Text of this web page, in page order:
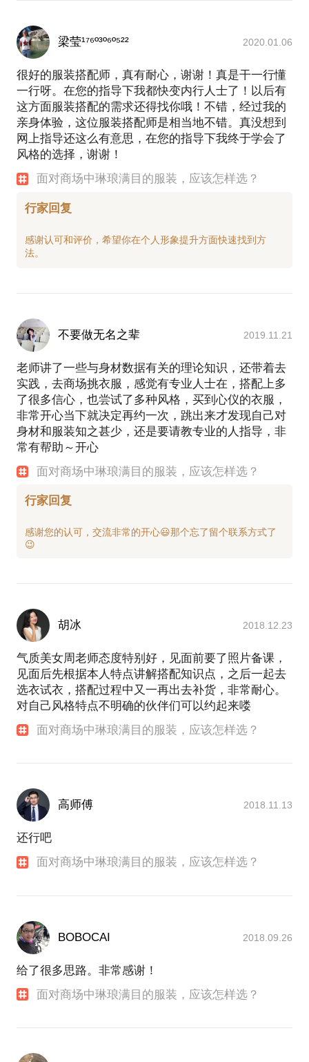
梁莹¹⁷⁶º³º⁶º⁵²² 2020.01.06
很好的服装搭配师，真有耐心，谢谢！真是干一行懂
一行呀。在您的指导下我都快变内行人士了！以后有
这方面服装搭配的需求还得找你哦！不错，经过我的
亲身体验，这位服装搭配师是相当地不错。真没想到
网上指导还这么有意思，在您的指导下我终于学会了
风格的选择，谢谢！
面对商场中琳琅满目的服装，应该怎样选？
行家回复
感谢认可和评价，希望你在个人形象提升方面快速找到方
不要做无名之辈 2019.11.21
老师讲了一些与身材数据有关的理论知识，还带着去
实践，去商场挑衣服，感觉有专业人士在，搭配上多
了很多信心，也尝试了多种风格，买到心仪的衣服，
非常开心当下就决定再约一次，跳出来才发现自己对
身材和服装知之甚少，还是要请教专业的人指导，非
常有帮助～开心
面对商场中琳琅满目的服装，应该怎样选？
行家回复
感谢您的认可，交流非常的开心😃那个忘了留个联系方式了
胡冰 2018.12.23
气质美女周老师态度特别好，见面前要了照片备课，
见面后先根据本人特点讲解搭配知识点，之后一起去
选衣试衣，搭配过程中又一再出去补货，非常耐心。
对自己风格特点不明确的伙伴们可以约起来喽
面对商场中琳琅满目的服装，应该怎样选？
高师傅 2018.11.13
还行吧
面对商场中琳琅满目的服装，应该怎样选？
BOBOCAI 2018.09.26
给了很多思路。非常感谢！
面对商场中琳琅满目的服装，应该怎样选？